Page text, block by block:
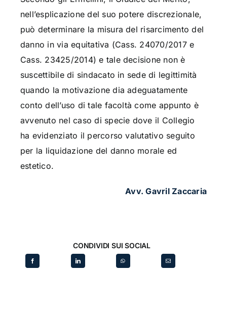
nell’esplicazione del suo potere discrezionale,
può determinare la misura del risarcimento del
danno in via equitativa (Cass. 24070/2017 e
Cass. 23425/2014) e tale decisione non è
suscettibile di sindacato in sede di legittimità
quando la motivazione dia adeguatamente
conto dell’uso di tale facoltà come appunto è
avvenuto nel caso di specie dove il Collegio
ha evidenziato il percorso valutativo seguito
per la liquidazione del danno morale ed
estetico.
Avv. Gavril Zaccaria
CONDIVIDI SUI SOCIAL